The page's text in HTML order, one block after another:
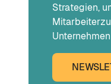
Strategien,